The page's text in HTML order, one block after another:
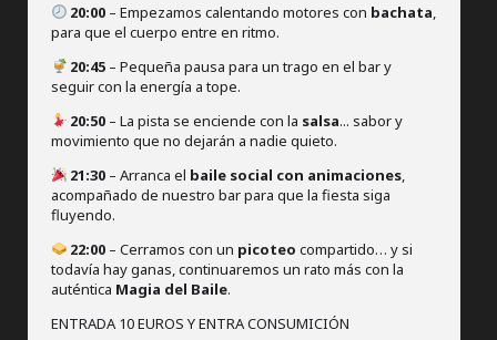
20:00 – Empezamos calentando motores con bachata,
para que el cuerpo entre en ritmo.
20:45 – Pequeña pausa para un trago en el bar y
seguir con la energía a tope.
20:50 – La pista se enciende con la salsa... sabor y
movimiento que no dejarán a nadie quieto.
21:30 – Arranca el baile social con animaciones,
acompañado de nuestro bar para que la fiesta siga
fluyendo.
22:00 – Cerramos con un picoteo compartido… y si
todavía hay ganas, continuaremos un rato más con la
auténtica Magia del Baile.
ENTRADA 10 EUROS Y ENTRA CONSUMICIÓN